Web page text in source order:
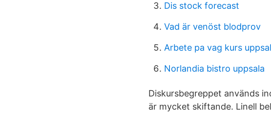
Dis stock forecast
Vad är venöst blodprov
Arbete pa vag kurs
Norlandia bistro uppsala
Diskursbegreppet används
är mycket skiftande. Linell